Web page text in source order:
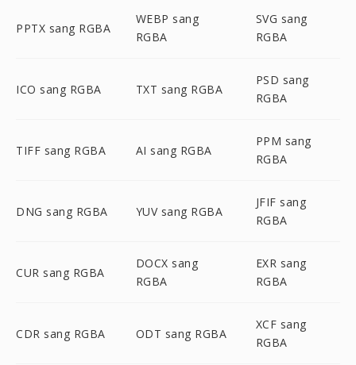
PPTX sang RGBA
WEBP sang
RGBA
SVG sang
RGBA
ICO sang RGBA TXT sang RGBA
PSD sang
RGBA
TIFF sang RGBA AI sang RGBA
PPM sang
RGBA
DNG sang RGBA YUV sang RGBA
JFIF sang
RGBA
CUR sang RGBA
DOCX sang
RGBA
EXR sang
RGBA
CDR sang RGBA ODT sang RGBA
XCF sang
RGBA